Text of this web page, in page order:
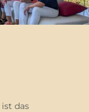
ist das